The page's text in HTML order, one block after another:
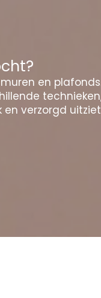
en
verzorgd